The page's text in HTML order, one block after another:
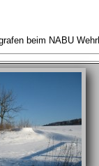
beim NABU